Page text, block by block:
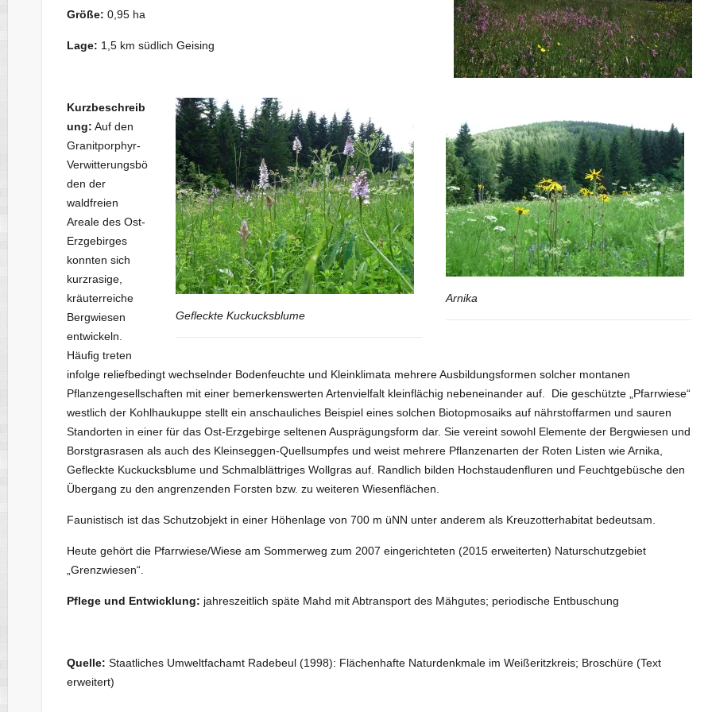
Größe: 0,95 ha
Lage: 1,5 km südlich Geising
Arnika
Gefleckte Kuckucksblume
Kurzbeschreib
ung: Auf den
Granitporphyr-
Verwitterungsbö
den der
waldfreien
Areale des Ost-
Erzgebirges
konnten sich
kurzrasige,
kräuterreiche
Bergwiesen
entwickeln.
Häufig treten
infolge reliefbedingt wechselnder Bodenfeuchte und Kleinklimata mehrere Ausbildungsformen solcher montanen
Pflanzengesellschaften mit einer bemerkenswerten Artenvielfalt kleinflächig nebeneinander auf. Die geschützte „Pfarrwiese“
westlich der Kohlhaukuppe stellt ein anschauliches Beispiel eines solchen Biotopmosaiks auf nährstoffarmen und sauren
Standorten in einer für das Ost-Erzgebirge seltenen Ausprägungsform dar. Sie vereint sowohl Elemente der Bergwiesen und
Borstgrasrasen als auch des Kleinseggen-Quellsumpfes und weist mehrere Pflanzenarten der Roten Listen wie Arnika,
Gefleckte Kuckucksblume und Schmalblättriges Wollgras auf. Randlich bilden Hochstaudenfluren und Feuchtgebüsche den
Übergang zu den angrenzenden Forsten bzw. zu weiteren Wiesenflächen.
Faunistisch ist das Schutzobjekt in einer Höhenlage von 700 m üNN unter anderem als Kreuzotterhabitat bedeutsam.
Heute gehört die Pfarrwiese/Wiese am Sommerweg zum 2007 eingerichteten (2015 erweiterten) Naturschutzgebiet
„Grenzwiesen“.
Pflege und Entwicklung: jahreszeitlich späte Mahd mit Abtransport des Mähgutes; periodische Entbuschung
Quelle: Staatliches Umweltfachamt Radebeul (1998): Flächenhafte Naturdenkmale im Weißeritzkreis; Broschüre (Text
erweitert)